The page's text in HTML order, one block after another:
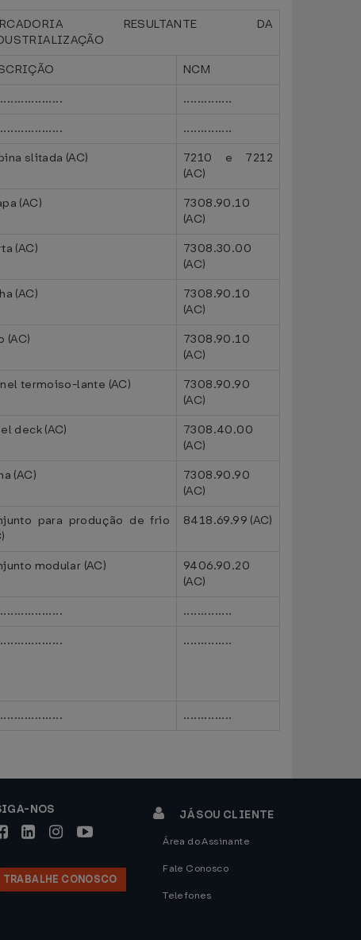
RESULTANTE DA
NCM
..............
..............
slitada (AC)
7210 e 7212
(AC)
(AC)
7308.90.10
(AC)
(AC)
7308.30.00
(AC)
(AC)
7308.90.10
(AC)
(AC)
7308.90.10
(AC)
termoiso-lante (AC)
7308.90.90
(AC)
deck (AC)
7308.40.00
(AC)
(AC)
7308.90.90
(AC)
para produção de frio
8418.69.99 (AC)
modular (AC)
9406.90.20
(AC)
..............
..............
..............
NOS
TRABALHE CONOSCO
JÁ SOU CLIENTE
Área do Assinante
Fale Conosco
Telefones